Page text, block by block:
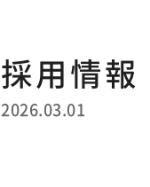
採用情報
2026.03.01